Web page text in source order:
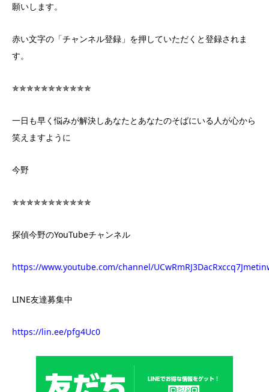
願いします。
赤い文字の「チャンネル登録」を押していただくと登録されま
す。
✯✯✯✯✯✯✯✯✯✯✯
一日も早く悩みが解決しあなたとあなたのそばにいる人が心から
笑えますように
今野
✯✯✯✯✯✯✯✯✯✯✯
​探偵今野のYouTubeチャンネル
https://www.youtube.com/channel/
​LINE友達募集中
https://lin.ee/pfg4Uc0